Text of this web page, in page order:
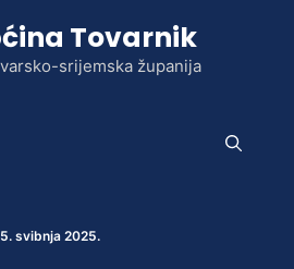
Tovarnik
srijemska županija
5. svibnja 2025.